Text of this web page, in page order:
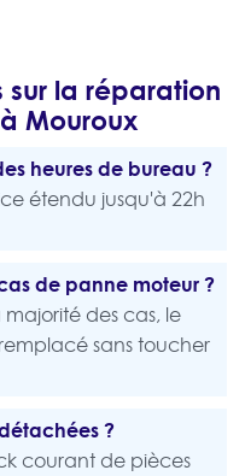
sur la réparation
Mouroux
heures de bureau ?
étendu jusqu'à 22h
de panne moteur ?
des cas, le
sans toucher
?
courant de pièces